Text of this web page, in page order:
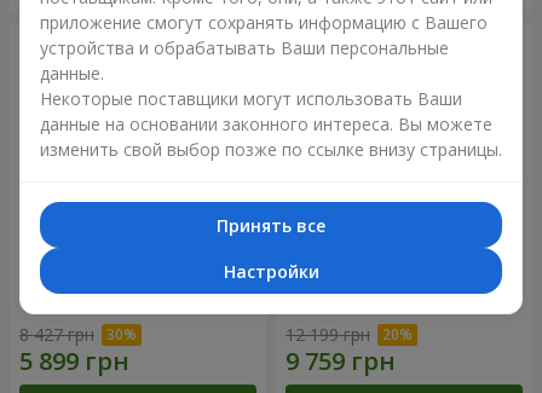
Букет "Сила Любви!"
8 427 грн
Романтический букет
12 199 грн
приложение смогут сохранять информацию с Вашего
устройства и обрабатывать Ваши персональные
данные.
Некоторые поставщики могут использовать Ваши
данные на основании законного интереса. Вы можете
изменить свой выбор позже по ссылке внизу страницы.
Принять все
Настройки